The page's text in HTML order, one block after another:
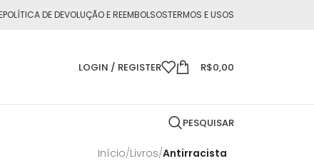
POLÍTICA DE DEVOLUÇÃO E REEMBOLSOSTERMOS E USOS
LOGIN / REGISTER R$0,00
PESQUISAR
Início/Livros/Antirracista